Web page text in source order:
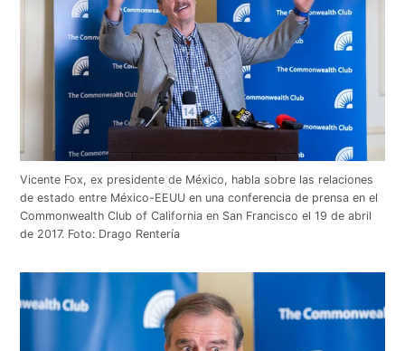
Vicente Fox, ex presidente de México, habla sobre las relaciones
de estado entre México-EEUU en una conferencia de prensa en el
Commonwealth Club of California en San Francisco el 19 de abril
de 2017. Foto: Drago Rentería